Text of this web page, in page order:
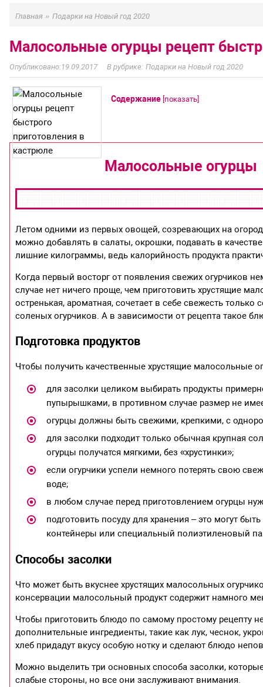
Главная » Подарки на Новый год 2020
Малосольные огурцы рецепт
19.09.2017 Подарки на Новый год 2020
Содержание [показать]
Малосольные огурцы
Летом одними из первых овощей, созревающих на
можно добавлять в салаты, окрошки, подавать в
лишние килограммы, ведь калорийность продукта
Когда первый восторг от появления свежих огурчиков
случае нет ничего проще, чем приготовить хрустящие
остренькая, ароматная, сочетает в себе свежесть
соленых огурчиков. А в зависимости от рецепта такое
Подготовка продуктов
Чтобы получить качественные хрустящие малосольные
для засолки целиком выбирать продукты
пупырышками, в противном случае размер не
огурцы должны быть свежими, крепкими, с
для засолки подходит только обычная крупная
огурцы получатся мягкими, без «хрустинки»;
если огурчики успели немного потерять свою
воде;
в любом случае перед приготовлением огурцы
подготовить посуду для хранения – это могут
контейнеры или специальный полиэтиленовый
Способы засолки
Что может быть вкуснее хрустящих малосольных
консервации малосольный продукт содержит намного
Чтобы приготовить блюдо по самому простому рецепту
дополнительные ингредиенты, такие как лук, чеснок,
хлеб придадут вкусу особую нотку и сделают блюдо
Можно выделить три основных способа засолки,
слабые стороны, но все они заслуживают внимания.